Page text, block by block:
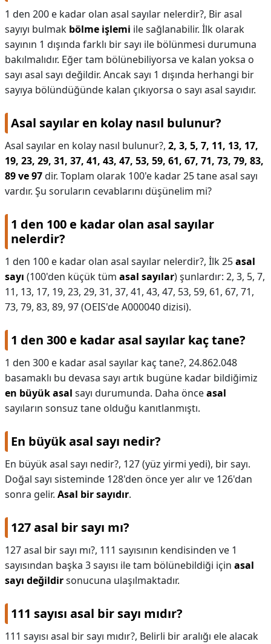
1 den 200 e kadar olan asal sayılar nelerdir?, Bir asal
sayıyı bulmak bölme işlemi ile sağlanabilir. İlk olarak
sayının 1 dışında farklı bir sayı ile bölünmesi durumuna
bakılmalıdır. Eğer tam bölünebiliyorsa ve kalan yoksa o
sayı asal sayı değildir. Ancak sayı 1 dışında herhangi bir
sayıya bölündüğünde kalan çıkıyorsa o sayı asal sayıdır.
Asal sayılar en kolay nasıl bulunur?
Asal sayılar en kolay nasıl bulunur?, 2, 3, 5, 7, 11, 13, 17,
19, 23, 29, 31, 37, 41, 43, 47, 53, 59, 61, 67, 71, 73, 79, 83,
89 ve 97dir. Toplam olarak 100'e kadar 25 tane asal sayı
vardır. Şu soruların cevablarını düşünelim mi?
1 den 100 e kadar olan asal sayılar
nelerdir?
1 den 100 e kadar olan asal sayılar nelerdir?, İlk 25asal
sayı (100'den küçük tüm asal sayılar) şunlardır: 2, 3, 5, 7,
11, 13, 17, 19, 23, 29, 31, 37, 41, 43, 47, 53, 59, 61, 67, 71,
73, 79, 83, 89, 97 (OEIS'de A000040 dizisi).
1 den 300 e kadar asal sayılar kaç tane?
1 den 300 e kadar asal sayılar kaç tane?, 24.862.048
basamaklı bu devasa sayı artık bugüne kadar bildiğimiz
en büyük asal sayı durumunda. Daha önceasal
sayıların sonsuz tane olduğu kanıtlanmıştı.
En büyük asal sayı nedir?
En büyük asal sayı nedir?, 127 (yüz yirmi yedi), bir sayı.
Doğal sayı sisteminde 128'den önce yer alır ve 126'dan
sonra gelir. Asal bir sayıdır.
127 asal bir sayı mı?
127 asal bir sayı mı?, 111 sayısının kendisinden ve 1
sayısından başka 3 sayısı ile tam bölünebildiği için asal
sayı değildirsonucuna ulaşılmaktadır.
111 sayısı asal bir sayı mıdır?
111 sayısı asal bir sayı mıdır?, Belirli bir aralığı ele alacak